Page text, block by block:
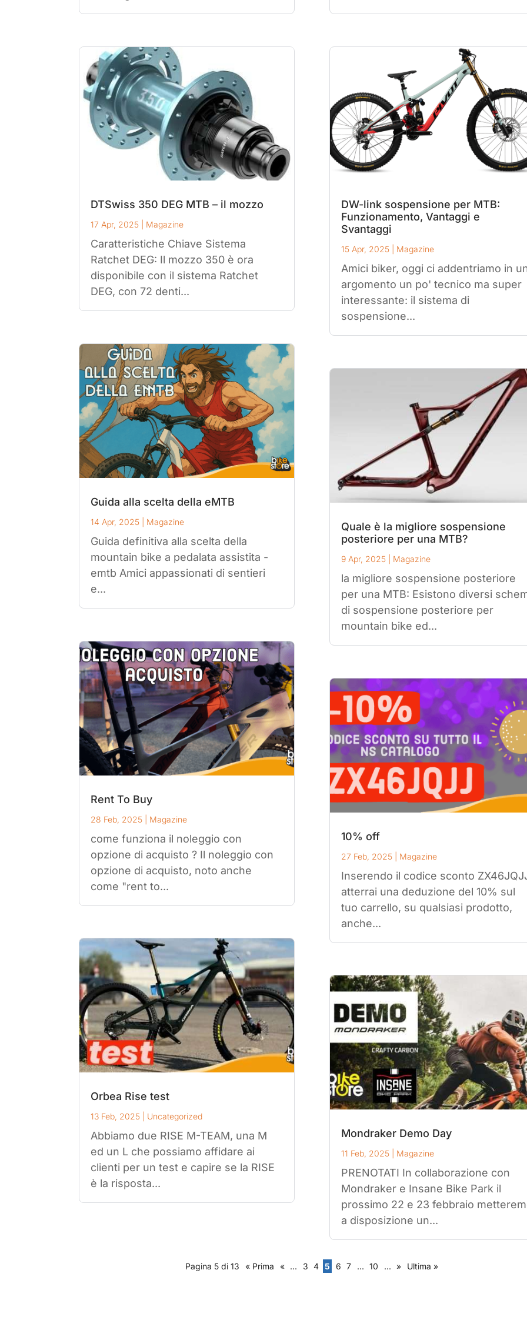
DTSwiss 350 DEG MTB – il mozzo
17 Apr, 2025 Magazine
Caratteristiche Chiave Sistema
Ratchet DEG: Il mozzo 350 è ora
disponibile con il sistema Ratchet
DEG, con 72 denti...
Guida alla scelta della eMTB
14 Apr, 2025 Magazine
Guida definitiva alla scelta della
mountain bike a pedalata assistita -
emtb Amici appassionati di sentieri
e...
Rent To Buy
28 Feb, 2025 Magazine
come funziona il noleggio con
opzione di acquisto ? Il noleggio con
opzione di acquisto, noto anche
come "rent to...
Orbea Rise test
13 Feb, 2025 Uncategorized
Abbiamo due RISE M-TEAM, una M
ed un L che possiamo affidare ai
clienti per un test e capire se la RISE
è la risposta...
DW-link sospensione per MTB:
Funzionamento, Vantaggi e
Svantaggi
15 Apr, 2025| Magazine
Amici biker, oggi ci addentriamo in
argomento un po' tecnico ma super
interessante: il sistema di
sospensione...
Quale è la migliore sospensione
posteriore per una MTB?
9 Apr, 2025| Magazine
la migliore sospensione posteriore
per una MTB: Esistono diversi
di sospensione posteriore per
mountain bike ed...
10% off
27 Feb, 2025| Magazine
Inserendo il codice sconto
atterrai una deduzione del 10% sul
tuo carrello, su qualsiasi prodotto,
anche...
Mondraker Demo Day
11 Feb, 2025| Magazine
PRENOTATI In collaborazione con
Mondraker e Insane Bike Park il
prossimo 22 e 23 febbraio
a disposizione un...
Pagina 5 di 13 « Prima « ... 3 4 5 6 7 ... 10 ... » Ultima »